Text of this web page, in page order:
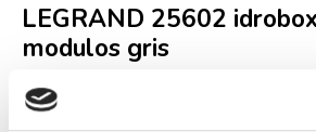
LEGRAND 25602
modulos gris